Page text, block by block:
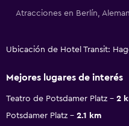
Atracciones en Berlín,
Ubicación de Hotel Transit:
Mejores lugares de interés
Teatro de Potsdamer Platz
2
Potsdamer Platz
2.1 km